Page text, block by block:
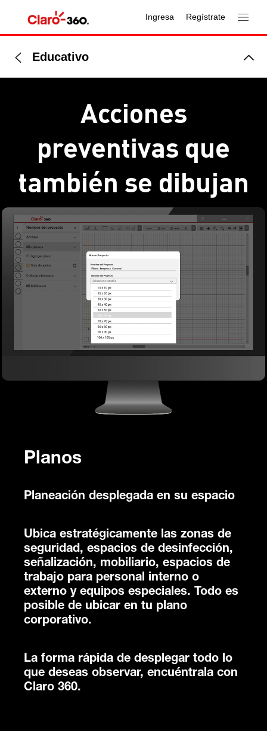
Ingresa Regístrate
Educativo
Acciones
preventivas que
también se dibujan
Planos
Planeación desplegada en su espacio
Ubica estratégicamente las zonas de
seguridad, espacios de desinfección,
señalización, mobiliario, espacios de
trabajo para personal interno o
externo y equipos especiales. Todo es
posible de ubicar en tu plano
corporativo.
La forma rápida de desplegar todo lo
que deseas observar, encuéntrala con
Claro 360.